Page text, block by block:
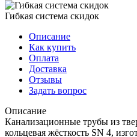
Гибкая система скидок
Описание
Как купить
Оплата
Доставка
Отзывы
Задать вопрос
Описание
Канализационные трубы из
кольцевая жёсткость SN 4,